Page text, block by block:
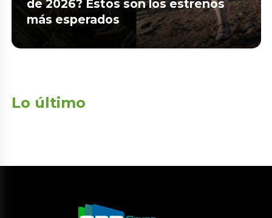
de 2026? Estos son los estrenos
más esperados
Lo último